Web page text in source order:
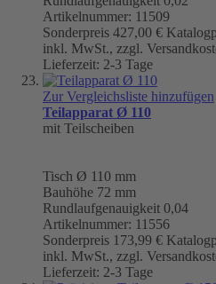
Artikelnummer: 11509
Sonderpreis 427,00 €
inkl. MwSt., zzgl.
Lieferzeit: 2-3 Tage
Zur Vergleichsliste hinzufügen
Teilapparat Ø 110
mit Teilscheiben
Tisch Ø 110 mm
Bauhöhe 72 mm
Rundlaufgenauigkeit 0,04
Artikelnummer: 11556
Sonderpreis 173,99 €
inkl. MwSt., zzgl.
Lieferzeit: 2-3 Tage